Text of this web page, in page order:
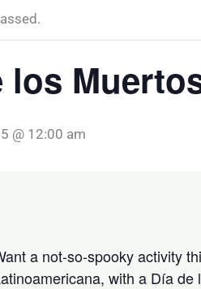
los
@ 12:00 am
a not-so-spooky activity
with a Día de